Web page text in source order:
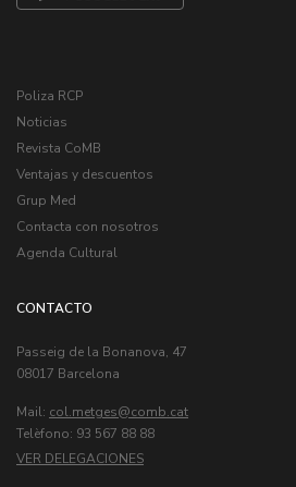
Poliza RCP
Noticias
Revista CoMB
Ventajas y descuentos
Grup Med
Contacta con nosotros
Agenda Cultural
CONTACTO
Passeig de la Bonanova, 47
08017 Barcelona
Mail: col.metges
Telèfono: 93 567 88 88
VER DELEGACIONES